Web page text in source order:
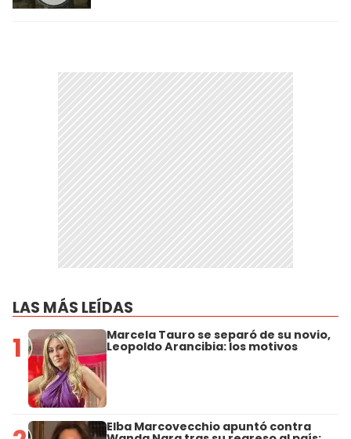
LAS MÁS LEÍDAS
1 Marcela Tauro se separó de su novio,
Leopoldo Arancibia: los motivos
Elba Marcovecchio apuntó contra